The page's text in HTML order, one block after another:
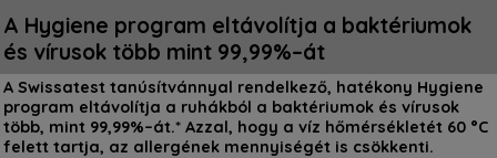
A Hygiene program eltávolítja a baktériumok
és vírusok több mint 99,99%–át
A Swissatest tanúsítvánnyal rendelkező, hatékony Hygiene
program eltávolítja a ruhákból a baktériumok és vírusok
több, mint 99,99%–át.* Azzal, hogy a víz hőmérsékletét 60 °C
felett tartja, az allergének mennyiségét is csökkenti.